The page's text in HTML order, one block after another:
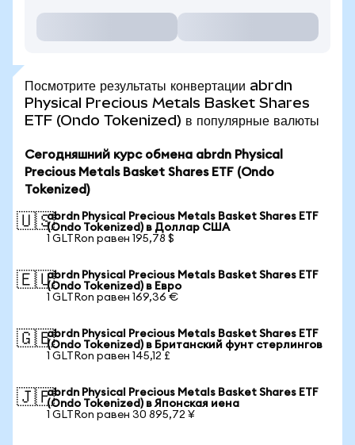
Посмотрите результаты конвертации abrdn
Physical Precious Metals Basket Shares
ETF (Ondo Tokenized) в популярные валюты
Сегодняшний курс обмена abrdn Physical
Precious Metals Basket Shares ETF (Ondo
Tokenized)
🇺🇸abrdn Physical Precious Metals Basket Shares ETF
(Ondo Tokenized) в Доллар США
1 GLTRon равен 195,78 $
🇪🇺abrdn Physical Precious Metals Basket Shares ETF
(Ondo Tokenized) в Евро
1 GLTRon равен 169,36 €
🇬🇧abrdn Physical Precious Metals Basket Shares ETF
(Ondo Tokenized) в Британский фунт стерлингов
1 GLTRon равен 145,12 £
🇯🇵abrdn Physical Precious Metals Basket Shares ETF
(Ondo Tokenized) в Японская иена
1 GLTRon равен 30 895,72 ¥